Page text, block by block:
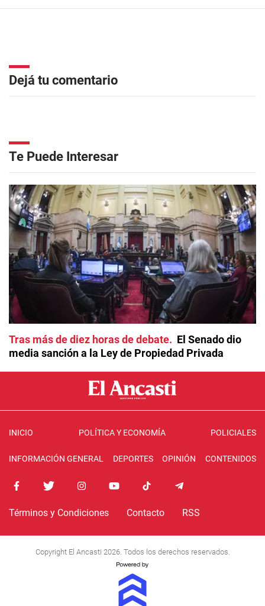
Dejá tu comentario
Te Puede Interesar
Tras más de diez horas de debate
El Senado dio
media sanción a la Ley de Propiedad Privada
INICIO POLÍTICA Y ECONOMÍA POLICIALES
INFORMACIÓN GENERAL DEPORTES OPINIÓN CONTENIDOS
Términos y Condiciones Contacto RSS
Copyright El Ancasti 2026. Todos los derechos reservados.